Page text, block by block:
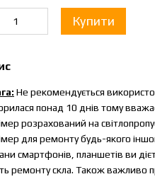
Купити
Не рекомендується
понад 10 днів тому
розрахований на
для ремонту будь-якого
смартфонів, планшетів ви
ремонту скла. Також важливо